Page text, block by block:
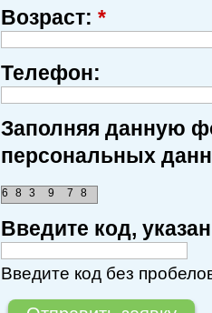
Возраст: *
Телефон:
Заполняя данную
персональных
7 8
6 9
8 3
Введите код,
Введите код без